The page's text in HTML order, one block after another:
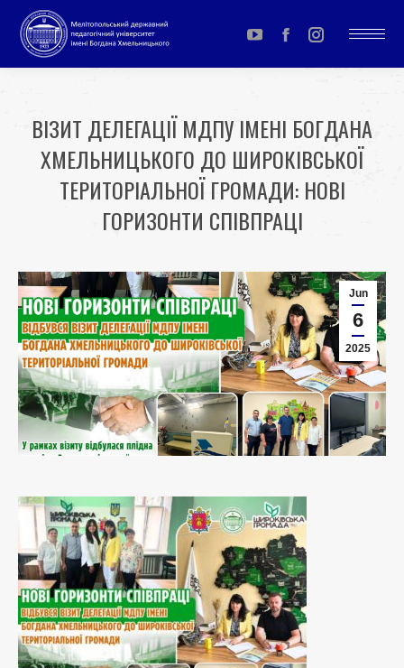
YouTube
page
in
new
window
Facebook
page
in
new
window
Instagram
page
in
new
window
ВІЗИТ ДЕЛЕГАЦІЇ МДПУ ІМЕНІ БОГДАНА
ХМЕЛЬНИЦЬКОГО ДО ШИРОКІВСЬКОЇ
ТЕРИТОРІАЛЬНОЇ ГРОМАДИ: НОВІ
ГОРИЗОНТИ СПІВПРАЦІ
Jun
6
2025